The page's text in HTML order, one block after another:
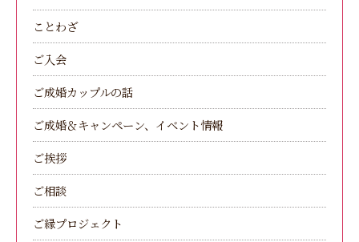
ことわざ
ご入会
ご成婚カップルの話
ご成婚＆キャンペーン、イベント情報
ご挨拶
ご相談
ご縁プロジェクト